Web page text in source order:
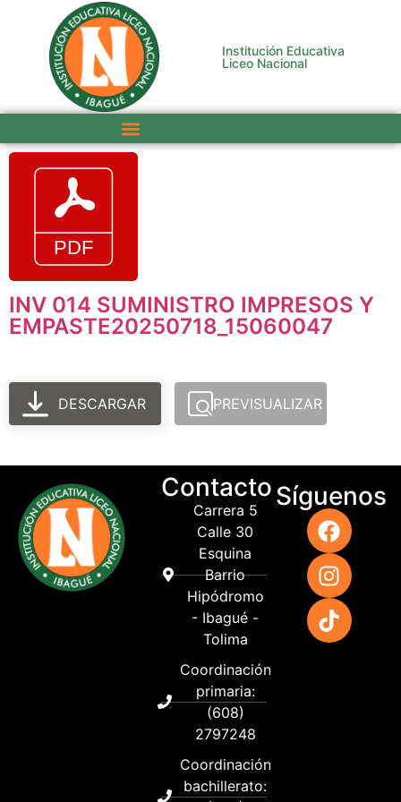
Institución Educativa
Liceo Nacional
INV 014 SUMINISTRO IMPRESOS Y
EMPASTE20250718_15060047
DESCARGAR PREVISUALIZAR
Contacto
Carrera 5
Calle 30
Esquina
Barrio
Hipódromo
- Ibagué -
Tolima
Coordinación
primaria:
(608)
2797248
Coordinación
bachillerato:
Síguenos